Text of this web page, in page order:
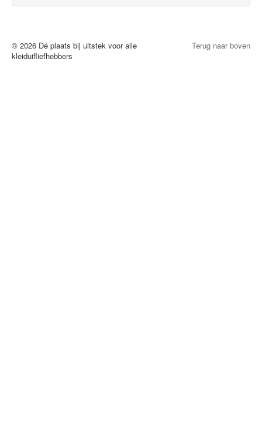
Terug naar boven
© 2026 Dé plaats bij uitstek voor alle
kleiduifliefhebbers